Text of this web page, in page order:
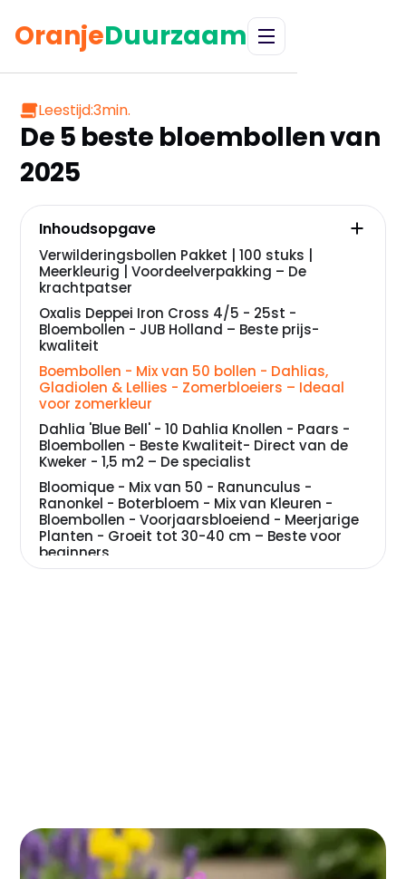
OranjeDuurzaam
Leestijd:3min.
De 5 beste bloembollen van
2025
Inhoudsopgave
Verwilderingsbollen Pakket | 100 stuks |
Meerkleurig | Voordeelverpakking – De
krachtpatser
Oxalis Deppei Iron Cross 4/5 - 25st -
Bloembollen - JUB Holland – Beste prijs-
kwaliteit
Boembollen - Mix van 50 bollen - Dahlias,
Gladiolen & Lellies - Zomerbloeiers – Ideaal
voor zomerkleur
Dahlia 'Blue Bell' - 10 Dahlia Knollen - Paars -
Bloembollen - Beste Kwaliteit- Direct van de
Kweker - 1,5 m2 – De specialist
Bloomique - Mix van 50 - Ranunculus -
Ranonkel - Boterbloem - Mix van Kleuren -
Bloembollen - Voorjaarsbloeiend - Meerjarige
Planten - Groeit tot 30-40 cm – Beste voor
beginners